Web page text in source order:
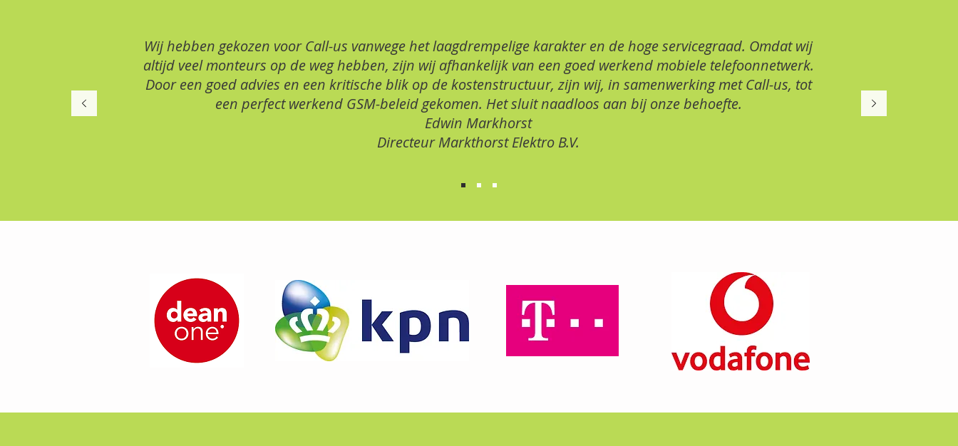
Wij hebben gekozen voor Call-us vanwege het laagdrempelige karakter en de hoge servicegraad. Omdat wij
altijd veel monteurs op de weg hebben, zijn wij afhankelijk van een goed werkend mobiele telefoonnetwerk.
Door een goed advies en een kritische blik op de kostenstructuur, zijn wij, in samenwerking met Call-us, tot
een perfect werkend GSM-beleid gekomen. Het sluit naadloos aan bij onze behoefte.
Edwin Markhorst
Directeur Markthorst Elektro B.V.